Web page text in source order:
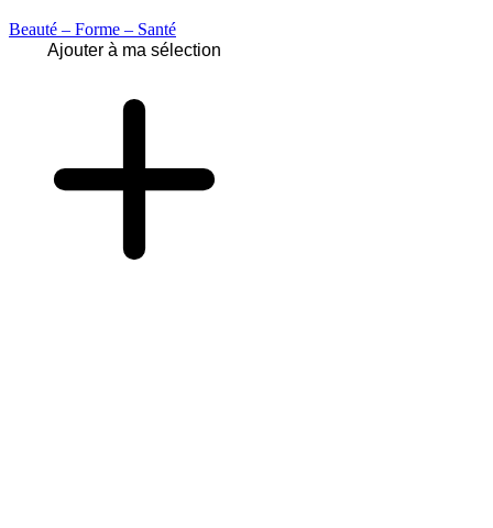
Beauté – Forme – Santé
Ajouter à ma sélection